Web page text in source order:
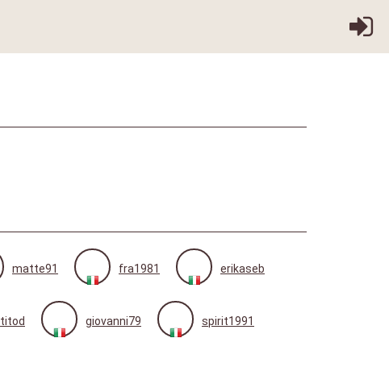
matte91 fra1981 erikaseb
titod giovanni79 spirit1991